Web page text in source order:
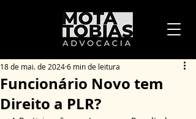
Funcionário Novo tem
Direito a PLR?
18 de mai. de 20246 min de leitura